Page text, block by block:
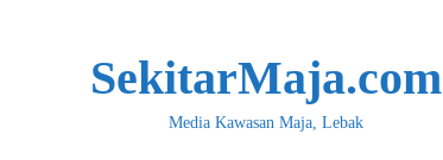
SekitarMaja.com
Media Kawasan Maja, Lebak